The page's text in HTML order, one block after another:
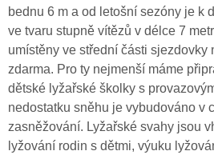
bednu 6 m a od letošní sezóny je k
ve tvaru stupně vítězů v délce 7
umístěny ve střední části sjezdovky
zdarma. Pro ty nejmenší máme
dětské lyžařské školky s
nedostatku sněhu je vybudováno v
zasněžování. Lyžařské svahy jsou
lyžování rodin s dětmi, výuku